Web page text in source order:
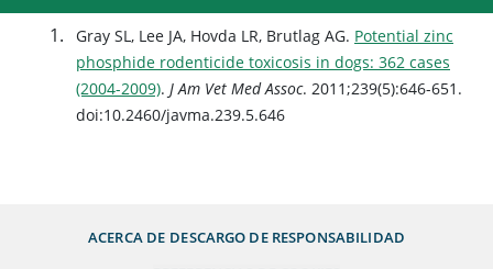
Gray SL, Lee JA, Hovda LR, Brutlag AG. Potential zinc
phosphide rodenticide toxicosis in dogs: 362 cases
(2004-2009). J Am Vet Med Assoc. 2011;239(5):646-651.
doi:10.2460/javma.239.5.646
ACERCA DE DESCARGO DE RESPONSABILIDAD